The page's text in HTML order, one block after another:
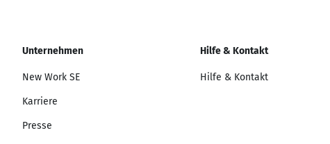
Unternehmen
New Work SE
Karriere
Presse
Hilfe & Kontakt
Hilfe & Kontakt